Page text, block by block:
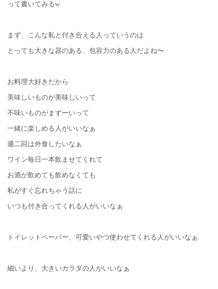
って書いてみるw
まず、こんな私と付き合える人っていうのは
とっても大きな器のある、包容力のある人だよね〜
お料理大好きだから
美味しいものが美味しいって
不味いものがまずーいって
一緒に楽しめる人がいいなぁ
週二回は外食したいなぁ
ワイン毎日一本飲ませてくれて
お酒が飲めても飲めなくても
私がすぐ忘れちゃう話に
いつも付き合ってくれる人がいいなぁ
トイレットペーパー、可愛いやつ使わせてくれる人がいいなぁ
細いより、大きいカラダの人がいいなぁ